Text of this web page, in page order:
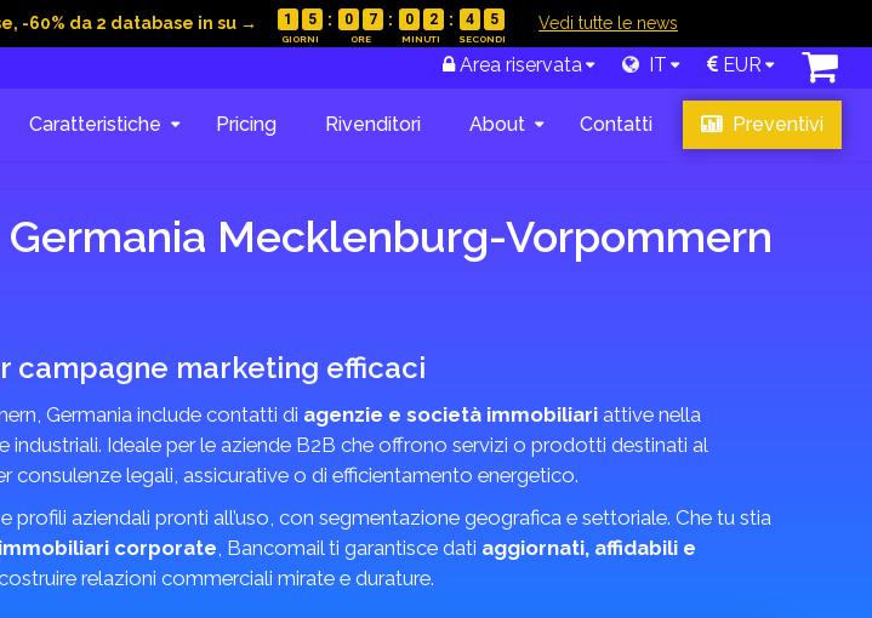
-60% da 2 database in su → 1 5 0 7 0 2 4 4 Vedi tutte le news
Area riservata IT EUR
Caratteristiche Pricing Rivenditori About Contatti Preventivi
Mecklenburg-Vorpommern
campagne marketing efficaci
Germania include contatti di agenzie e società immobiliari attive nella
Ideale per le aziende B2B che offrono servizi o prodotti destinati al
consulenze legali, assicurative o di efficientamento energetico.
e profili aziendali pronti all’uso, con segmentazione geografica e settoriale. Che tu stia
corporate, Bancomail ti garantisce dati aggiornati, affidabili e
relazioni commerciali mirate e durature.